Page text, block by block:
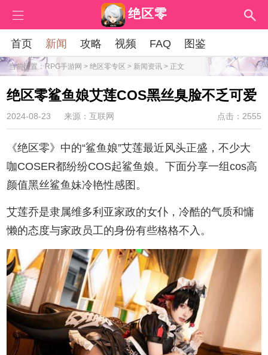
绝区零
首页 新闻 攻略 视频 FAQ 图鉴
当前位置：RPG手游网 > 绝区零专区 > 新闻资讯 > 正文
绝区零鲨鱼娘艾莲COS黑丝臭脸不乏可爱
2024-08-23 来源：互联网 点击：2555
《绝区零》中的“鲨鱼娘”艾莲最近风头正盛，不少大
咖COSER都纷纷COS起鲨鱼娘。下面分享一组cos高
颜值黑丝鲨鱼妹冷艳性感图。
艾莲乔是隶属维多利亚家政的女仆，冷酷的气质和慵
懒的态度与家政员工的身份有些格格不入。